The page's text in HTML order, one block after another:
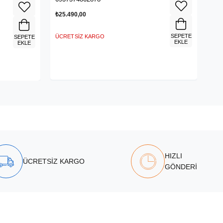
SEPETE
EKLE
₺25.490,00
ÜCRETSIZ KARGO
SEPETE
EKLE
ÜCRETSİZ KARGO
HIZLI
GÖNDERİ